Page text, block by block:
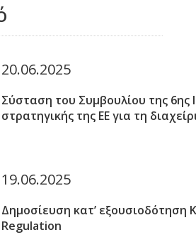
20.06.2025
Σύσταση του Συμβουλίου της 6ης
στρατηγικής της ΕΕ για τη
19.06.2025
Δημοσίευση κατ’ εξουσιοδότηση
Regulation